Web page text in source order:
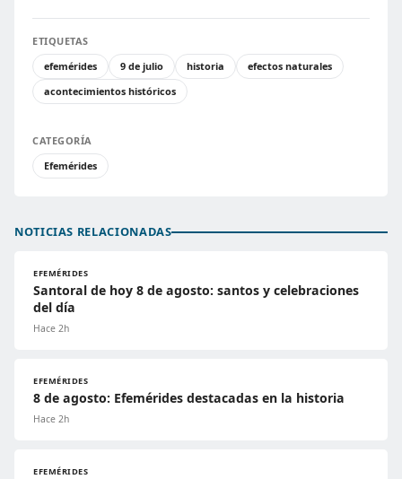
ETIQUETAS
efemérides
9 de julio historia
efectos naturales
acontecimientos históricos
CATEGORÍA
Efemérides
NOTICIAS RELACIONADAS
EFEMÉRIDES
Santoral de hoy 8 de agosto: santos y celebraciones
del día
Hace 2h
EFEMÉRIDES
8 de agosto: Efemérides destacadas en la historia
Hace 2h
EFEMÉRIDES